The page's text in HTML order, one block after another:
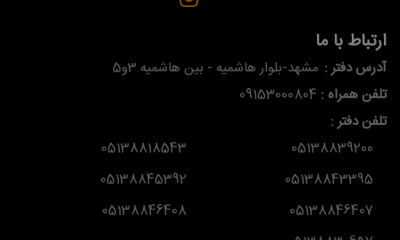
ارتباط با ما
آدرس دفتر : مشهد-بلوار هاشمیه - بین هاشمیه 3و5
تلفن همراه : 09153000804
تلفن دفتر :
05138839200
05138818543
05138843395
05138845392
05138846407
05138846408